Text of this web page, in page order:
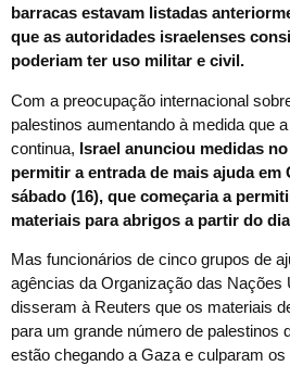
barracas estavam listadas
que as autoridades israelenses
poderiam ter uso militar e civil.
Com a preocupação internacional
palestinos aumentando à medida que
continua, Israel anunciou medidas
permitir a entrada de mais ajuda em
sábado (16), que começaria a
materiais para abrigos a partir do
Mas funcionários de cinco grupos de
agências da Organização das Nações
disseram à Reuters que os materiais
para um grande número de palestinos
estão chegando a Gaza e culparam os